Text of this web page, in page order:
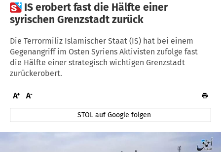
 IS erobert fast die Hälfte einer
syrischen Grenzstadt zurück
Die Terrormiliz Islamischer Staat (IS) hat bei einem
Gegenangriff im Osten Syriens Aktivisten zufolge fast
die Hälfte einer strategisch wichtigen Grenzstadt
zurückerobert.
STOL auf Google folgen